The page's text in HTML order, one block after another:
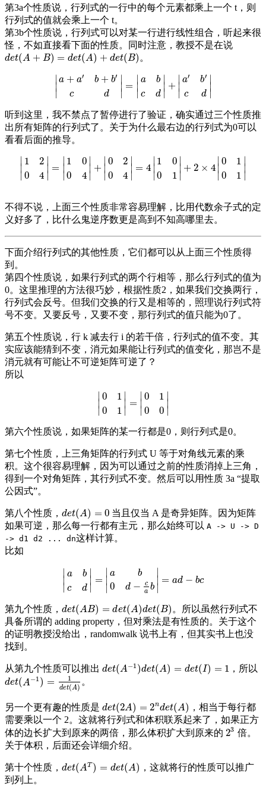
第3a个性质说，行列式的一行中的每个元素都乘上一个 t，则
行列式的值就会乘上一个 t。
第3b个性质说，行列式可以对某一行进行线性组合，听起来很
怪，不如直接看下面的性质。同时注意，教授不是在说
det(A + B) = det(A) + det(B)
det(A+ B) =de (A )+det(B 。
∣
∣
∣
a + a′
c
b + b′
d
∣
∣
∣ =
∣
∣
∣
a
c
b
d
∣
∣
∣ +
∣
∣
∣
a′
c
b′
d
∣
∣
∣
+ d |=| a a b′c d
听到这里，我不禁点了暂停进行了验证，确实通过三个性质推
出所有矩阵的行列式了。关于为什么最右边的行列式为0可以
看看后面的推导。
∣
∣
∣
1
0
2
4
∣
∣
∣ =
∣
∣
∣
1
0
0
4
∣
∣
∣ +
∣
∣
∣
0
0
2
4
∣
∣
∣ = 4
∣
∣
∣
1
0
0
1
∣
∣
∣ + 2 × 4
∣
∣
∣
0
0
1
1
∣
∣
∣
|1 2 1 004| 4 =4 |1 0 × 4|01 01
不得不说，上面三个性质非常容易理解，比用代数余子式的定
义好多了，比什么鬼逆序数更是高到不知高哪里去。
下面介绍行列式的其他性质，它们都可以从上面三个性质得
到。
第四个性质说，如果行列式的两个行相等，那么行列式的值为
0。这里推理的方法很巧妙，根据性质2，如果我们交换两行，
行列式会反号。但我们交换的行又是相等的，照理说行列式符
号不变。又要反号，又要不变，那行列式的值只能为0了。
第五个性质说，行 k 减去行 i 的若干倍，行列式的值不变。其
实应该能猜到不变，消元如果能让行列式的值变化，那岂不是
消元就有可能让不可逆矩阵可逆了？
所以
∣
∣
∣
0
0
1
1
∣
∣
∣ =
∣
∣
∣
0
0
1
0
∣
∣
∣
1 |=| 0
第六个性质说，如果矩阵的某一行都是0，则行列式是0。
第七个性质，上三角矩阵的行列式 U 等于对角线元素的乘
积。这个很容易理解，因为可以通过之前的性质消掉上三角，
得到一个对角矩阵，其行列式不变。然后可以用性质 3a “提取
公因式”。
第八个性质， det(A) = 0
det(A)= 0
当且仅当 A 是奇异矩阵。因为矩阵
如果可逆，那么每一行都有主元，那么始终可以 A -> U -> D
-> d1 d2 ... dn这样计算。
比如
∣
∣
∣
a
c
b
d
∣
∣
∣ =
∣
∣
∣
a
0
b
d −
c
a b
∣
∣
∣ = ad − bc
a bcd |=|a d ab |=a d− bc
第九个性质， det(AB) = det(A)det(B)
det(AB)= et A)det(B)
。所以虽然行列式不
具备所谓的 adding property，但对乘法是有性质的。关于这个
的证明教授没给出，randomwalk 说书上有，但其实书上也没
找到。
从第九个性质可以推出 det(A−1 )det(A) = det(I) = 1
det(A−1) det(A)=d et(I )=1 ，所以
det(A−1 ) = 1
det(A)
det(A−1) = 1d t(A) 。
另一个更有趣的性质是 det(2A) = 2ndet(A)
det(2A)= 2ndet(A)
，相当于每行都
需要乘以一个 2。这就将行列式和体积联系起来了，如果正方
体的边长扩大到原来的两倍，那么体积扩大到原来的 23
23 倍。
关于体积，后面还会详细介绍。
第十个性质， det(AT ) = det(A)
det(AT) = det A)
，这就将行的性质可以推广
到列上。